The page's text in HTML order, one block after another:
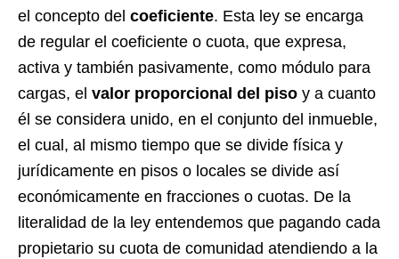
el concepto del coeficiente. Esta ley se encarga
de regular el coeficiente o cuota, que expresa,
activa y también pasivamente, como módulo para
cargas, el valor proporcional del piso y a cuanto
él se considera unido, en el conjunto del inmueble,
el cual, al mismo tiempo que se divide física y
jurídicamente en pisos o locales se divide así
económicamente en fracciones o cuotas. De la
literalidad de la ley entendemos que pagando cada
propietario su cuota de comunidad atendiendo a la